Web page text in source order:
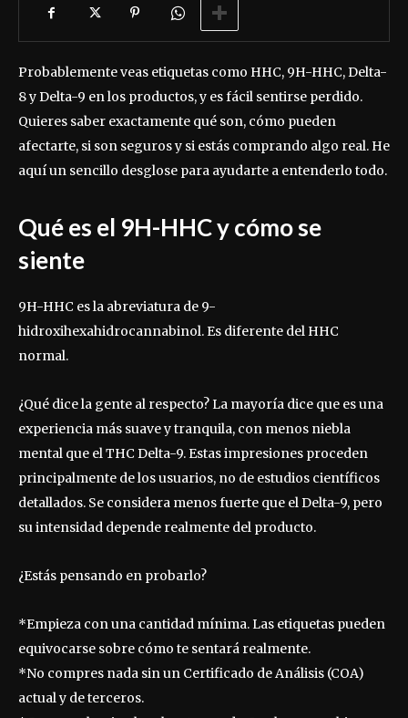
Probablemente veas etiquetas como HHC, 9H-HHC, Delta-
8 y Delta-9 en los productos, y es fácil sentirse perdido.
Quieres saber exactamente qué son, cómo pueden
afectarte, si son seguros y si estás comprando algo real. He
aquí un sencillo desglose para ayudarte a entenderlo todo.
Qué es el 9H-HHC y cómo se
siente
9H-HHC es la abreviatura de 9-
hidroxihexahidrocannabinol. Es diferente del HHC
normal.
¿Qué dice la gente al respecto? La mayoría dice que es una
experiencia más suave y tranquila, con menos niebla
mental que el THC Delta-9. Estas impresiones proceden
principalmente de los usuarios, no de estudios científicos
detallados. Se considera menos fuerte que el Delta-9, pero
su intensidad depende realmente del producto.
¿Estás pensando en probarlo?
*Empieza con una cantidad mínima. Las etiquetas pueden
equivocarse sobre cómo te sentará realmente.
*No compres nada sin un Certificado de Análisis (COA)
actual y de terceros.